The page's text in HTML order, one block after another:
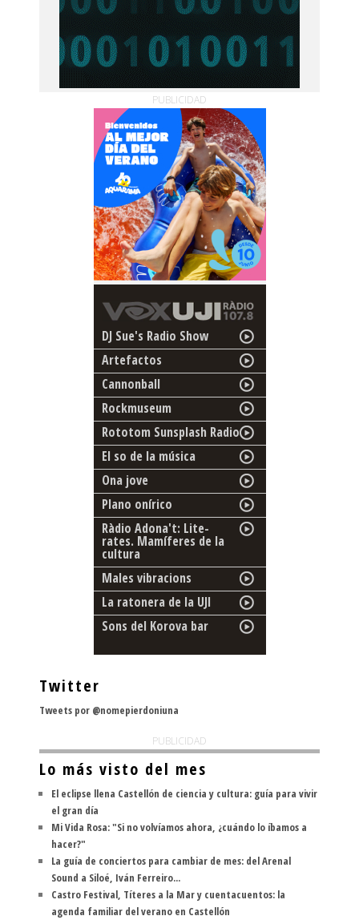
PUBLICIDAD
DJ Sue's Radio Show
Artefactos
Cannonball
Rockmuseum
Rototom Sunsplash Radio
El so de la música
Ona jove
Plano onírico
Ràdio Adona't: Lite-
rates. Mamíferes de la
cultura
Males vibracions
La ratonera de la UJI
Sons del Korova bar
Twitter
Tweets por @nomepierdoniuna
PUBLICIDAD
Lo más visto del mes
El eclipse llena Castellón de ciencia y cultura: guía para vivir
el gran día
Mi Vida Rosa: "Si no volvíamos ahora, ¿cuándo lo íbamos a
hacer?"
La guía de conciertos para cambiar de mes: del Arenal
Sound a Siloé, Iván Ferreiro...
Castro Festival, Títeres a la Mar y cuentacuentos: la
agenda familiar del verano en Castellón